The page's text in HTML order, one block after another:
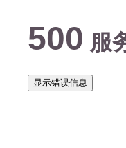
500 服